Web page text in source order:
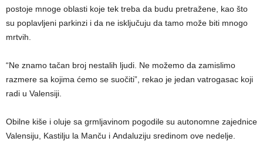
postoje mnoge oblasti koje tek treba da budu pretražene, kao što
su poplavljeni parkinzi i da ne isključuju da tamo može biti mnogo
mrtvih.
“Ne znamo tačan broj nestalih ljudi. Ne možemo da zamislimo
razmere sa kojima ćemo se suočiti”, rekao je jedan vatrogasac koji
radi u Valensiji.
Obilne kiše i oluje sa grmljavinom pogodile su autonomne zajednice
Valensiju, Kastilju la Manču i Andaluziju sredinom ove nedelje.